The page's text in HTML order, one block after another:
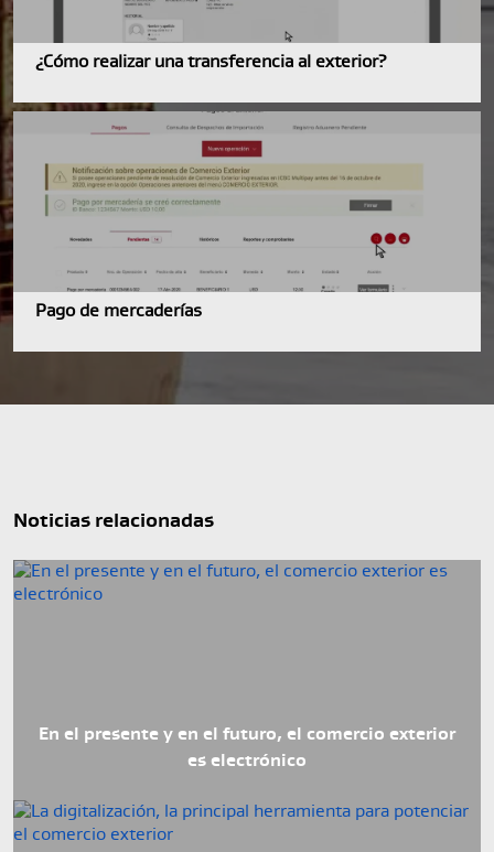
¿Cómo realizar una transferencia al exterior?
Pago de mercaderías
Noticias relacionadas
En el presente y en el futuro, el comercio exterior
es electrónico